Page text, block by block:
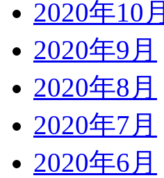
2020年10月
2020年9月
2020年8月
2020年7月
2020年6月